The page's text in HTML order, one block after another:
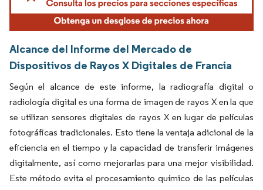
Alcance del Informe del Mercado de
Dispositivos de Rayos X Digitales de Francia
Según el alcance de este informe, la radiografía digital o
radiología digital es una forma de imagen de rayos X en la que
se utilizan sensores digitales de rayos X en lugar de películas
fotográficas tradicionales. Esto tiene la ventaja adicional de la
eficiencia en el tiempo y la capacidad de transferir imágenes
digitalmente, así como mejorarlas para una mejor visibilidad.
Este método evita el procesamiento químico de las películas